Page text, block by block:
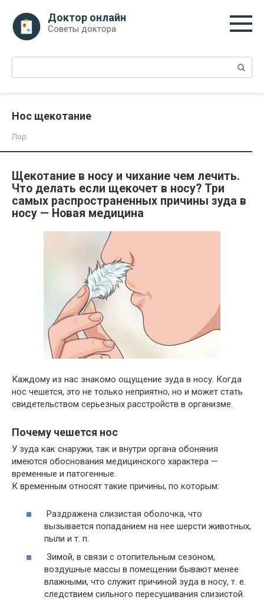
контенту
Доктор онлайн
Советы доктора
Поиск:
Нос щекотание
Лор
Щекотание в носу и чихание чем лечить.
Что делать если щекочет в носу? Три
самых распространенных причины зуда в
носу — Новая медицина
Каждому из нас знакомо ощущение зуда в носу. Когда
нос чешется, это не только неприятно, но и может стать
свидетельством серьезных расстройств в организме.
Почему чешется нос
У зуда как снаружи, так и внутри органа обоняния
имеются обоснования медицинского характера —
временные и патогенные.
К временным относят такие причины, по которым:
Раздражена слизистая оболочка, что
вызывается попаданием на нее шерсти животных,
пыли и т. п.
Зимой, в связи с отопительным сезоном,
воздушные массы в помещении бывают менее
влажными, что служит причиной зуда в носу, т. е.
следствием сильного пересушивания слизистой.